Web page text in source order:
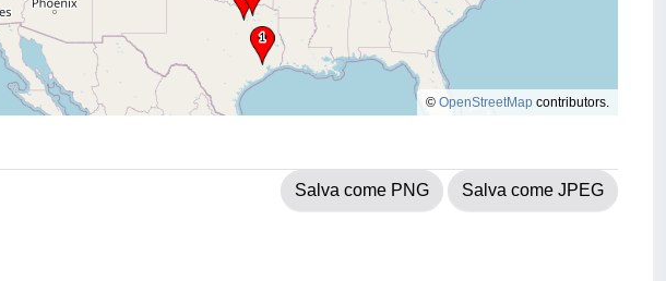
© OpenStreetMap contributors.
Salva come PNG Salva come JPEG